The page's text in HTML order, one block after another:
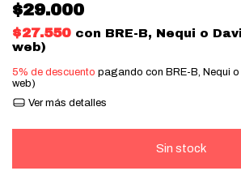
$29.000
$27.550 con BRE-B, Nequi o
web)
5% de descuento pagando con BRE-B, Nequi
web)
Ver más detalles